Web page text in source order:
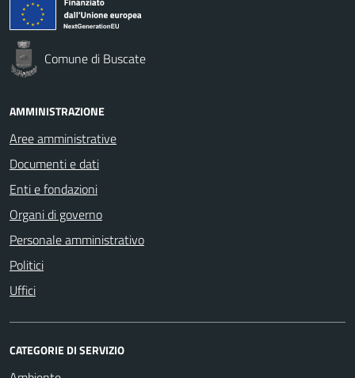
Comune di Buscate
AMMINISTRAZIONE
Aree amministrative
Documenti e dati
Enti e fondazioni
Organi di governo
Personale amministrativo
Politici
Uffici
CATEGORIE DI SERVIZIO